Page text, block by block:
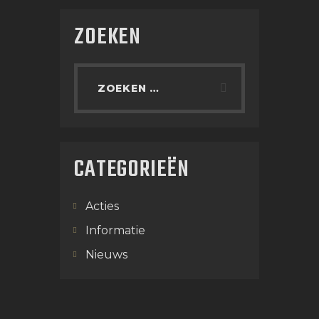
ZOEKEN
CATEGORIEËN
Acties
Informatie
Nieuws